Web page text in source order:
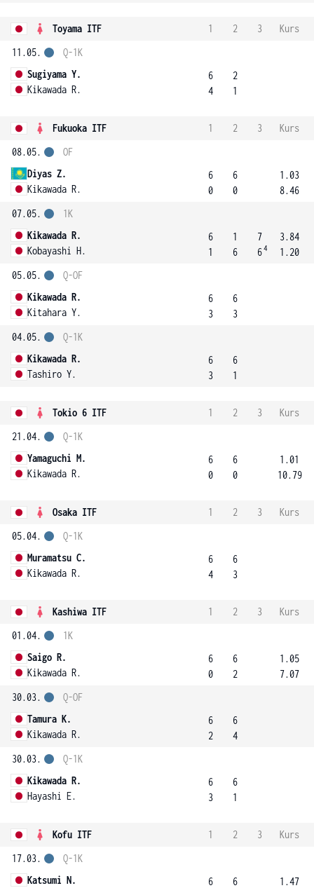
Toyama ITF 1 2 3
Kurs
11.05.
Sugiyama Y.
Kikawada R.
Q-1K
6
4
2
1
Fukuoka ITF 1 2 3
Kurs
08.05.
Diyas Z.
Kikawada R.
OF
6
0
6
0
1.03
8.46
07.05.
Kikawada R.
Kobayashi H.
1K
6
1
1
6
7
64
3.84
1.20
05.05.
Kikawada R.
Kitahara Y.
Q-OF
6
3
6
3
04.05.
Kikawada R.
Tashiro Y.
Q-1K
6
3
6
1
Tokio 6 ITF 1 2 3
Kurs
21.04.
Yamaguchi M.
Kikawada R.
Q-1K
6
0
6
0
1.01
10.79
Osaka ITF 1 2 3
Kurs
05.04.
Muramatsu C.
Kikawada R.
Q-1K
6
4
6
3
Kashiwa ITF 1 2 3
Kurs
01.04.
Saigo R.
Kikawada R.
1K
6
0
6
2
1.05
7.07
30.03.
Tamura K.
Kikawada R.
Q-OF
6
2
6
4
30.03.
Kikawada R.
Hayashi E.
Q-1K
6
3
6
1
Kofu ITF 1 2 3
Kurs
17.03.
Katsumi N.
Q-1K
6
6
1.47